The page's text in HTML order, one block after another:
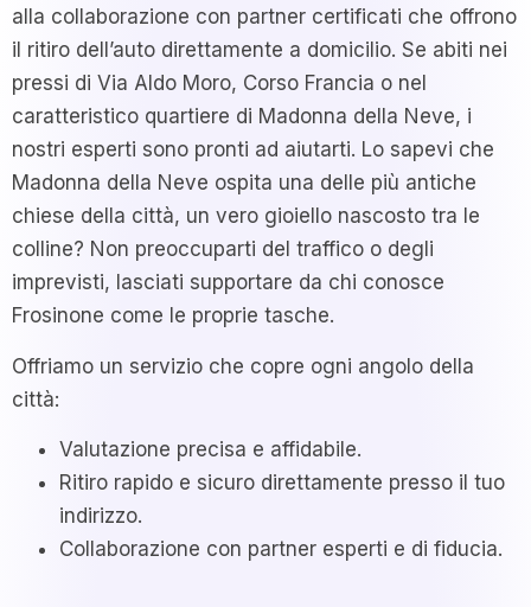
alla collaborazione con partner certificati che offrono
il ritiro dell’auto direttamente a domicilio. Se abiti nei
pressi di Via Aldo Moro, Corso Francia o nel
caratteristico quartiere di Madonna della Neve, i
nostri esperti sono pronti ad aiutarti. Lo sapevi che
Madonna della Neve ospita una delle più antiche
chiese della città, un vero gioiello nascosto tra le
colline? Non preoccuparti del traffico o degli
imprevisti, lasciati supportare da chi conosce
Frosinone come le proprie tasche.
Offriamo un servizio che copre ogni angolo della
città:
Valutazione precisa e affidabile.
Ritiro rapido e sicuro direttamente presso il tuo
indirizzo.
Collaborazione con partner esperti e di fiducia.